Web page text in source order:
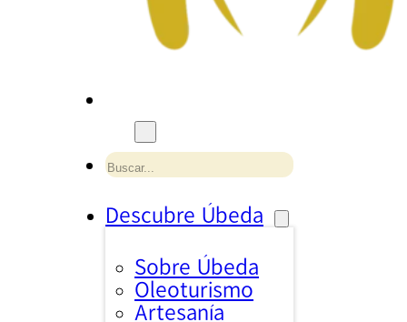
Buscar
Descubre Úbeda
Sobre Úbeda
Oleoturismo
Artesanía